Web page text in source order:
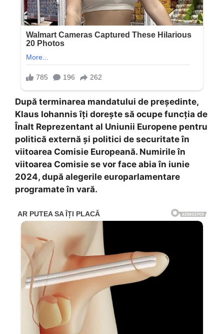
După terminarea mandatului de președinte,
Klaus Iohannis îți dorește să ocupe funcția de
Înalt Reprezentant al Uniunii Europene pentru
politică externă și politici de securitate în
viitoarea Comisie Europeană. Numirile în
viitoarea Comisie se vor face abia în iunie
2024, după alegerile europarlamentare
programate în vară.